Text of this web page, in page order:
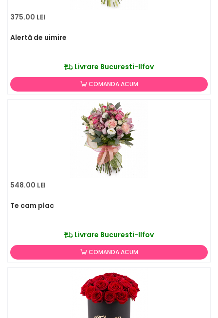
375.00 LEI
Alertă de uimire
Livrare Bucuresti-Ilfov
COMANDA ACUM
548.00 LEI
Te cam plac
Livrare Bucuresti-Ilfov
COMANDA ACUM